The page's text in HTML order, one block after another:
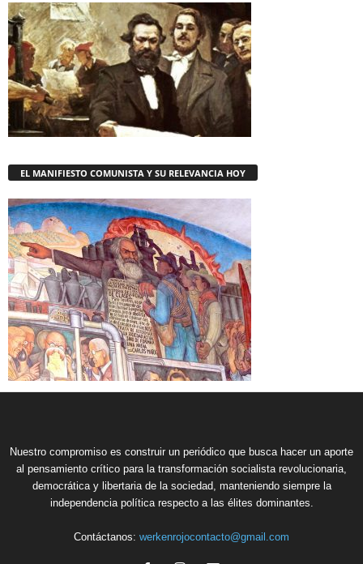
EL MANIFIESTO COMUNISTA Y SU RELEVANCIA HOY
Nuestro compromiso es construir un periódico que busca hacer un aporte
al pensamiento crítico para la transformación socialista revolucionaria,
democrática y libertaria de la sociedad, manteniendo siempre la
independencia política respecto a las élites dominantes.
Contáctanos: werkenrojocontacto@gmail.com